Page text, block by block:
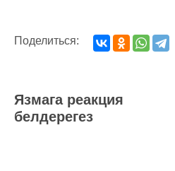
Поделиться:
Язмага реакция
белдерегез